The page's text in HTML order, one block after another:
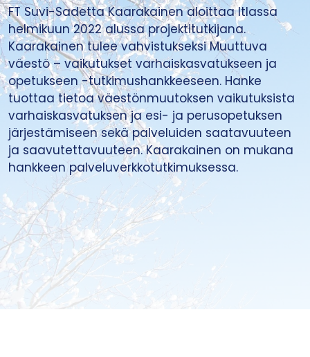
FT Suvi-Sadetta Kaarakainen aloittaa Itlassa
helmikuun 2022 alussa projektitutkijana.
Kaarakainen tulee vahvistukseksi Muuttuva
väestö – vaikutukset varhaiskasvatukseen ja
opetukseen -tutkimushankkeeseen. Hanke
tuottaa tietoa väestönmuutoksen vaikutuksista
varhaiskasvatuksen ja esi- ja perusopetuksen
järjestämiseen sekä palveluiden saatavuuteen
ja saavutettavuuteen. Kaarakainen on mukana
hankkeen palveluverkkotutkimuksessa.